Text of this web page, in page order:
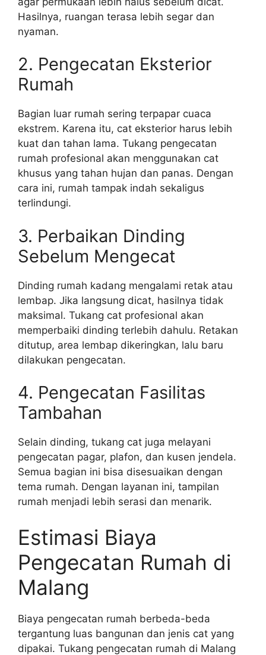
Hasilnya, ruangan terasa lebih segar dan
nyaman.
2. Pengecatan Eksterior
Rumah
Bagian luar rumah sering terpapar cuaca
ekstrem. Karena itu, cat eksterior harus lebih
kuat dan tahan lama. Tukang pengecatan
rumah profesional akan menggunakan cat
khusus yang tahan hujan dan panas. Dengan
cara ini, rumah tampak indah sekaligus
terlindungi.
3. Perbaikan Dinding
Sebelum Mengecat
Dinding rumah kadang mengalami retak atau
lembap. Jika langsung dicat, hasilnya tidak
maksimal. Tukang cat profesional akan
memperbaiki dinding terlebih dahulu. Retakan
ditutup, area lembap dikeringkan, lalu baru
dilakukan pengecatan.
4. Pengecatan Fasilitas
Tambahan
Selain dinding, tukang cat juga melayani
pengecatan pagar, plafon, dan kusen jendela.
Semua bagian ini bisa disesuaikan dengan
tema rumah. Dengan layanan ini, tampilan
rumah menjadi lebih serasi dan menarik.
Estimasi Biaya
Pengecatan Rumah di
Malang
Biaya pengecatan rumah berbeda-beda
tergantung luas bangunan dan jenis cat yang
dipakai. Tukang pengecatan rumah di Malang